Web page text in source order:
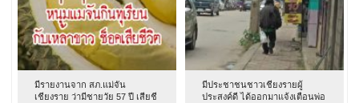
มีรายงานจาก สภ.แม่จัน
เชียงราย ว่ามีชายวัย 57 ปี เสียชี
มีประชาชนชาวเชียงรายผู้
ประสงค์ดี ได้ออกมาแจ้งเตือนพ่อ